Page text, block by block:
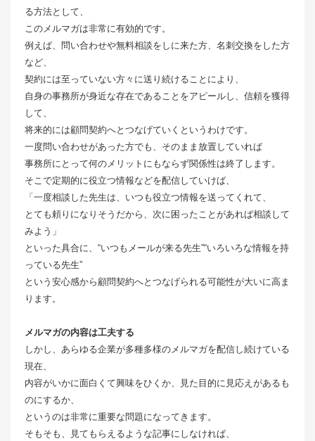
る方法として、
このメルマガは非常に有効的です。
例えば、問い合わせや無料相談をしに来た方、名刺交換をした方
など、
契約には至っていない方々に送り続けることにより、
自身の事務所が身近な存在であることをアピールし、信頼を獲得
して、
将来的には顧問契約へとつなげていくというわけです。
一度問い合わせがあった方でも、そのまま放置していれば
事務所にとって何のメリットにもならず関係性は終了します。
そこで定期的に役立つ情報などを配信していけば、
「一度相談した先生は、いつも役立つ情報を送ってくれて、
とても頼りになりそうだから、次に困ったことがあれば相談して
みよう」
といった具合に、“いつもメールが来る先生”“いろいろな情報を持
っている先生”
という安心感から顧問契約へとつなげられる可能性が大いに高ま
ります。
メルマガの内容は工夫する
しかし、あらゆる企業が多種多様のメルマガを配信し続けている
現在、
内容がいかに面白くて興味をひくか、見た目的に見応えがあるも
のにするか、
というのは非常に重要な問題になってきます。
そもそも、見てもらえるような記事にしなければ、